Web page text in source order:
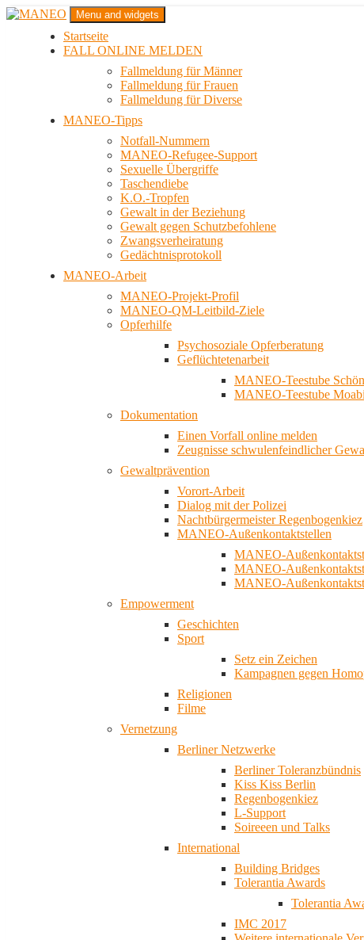
Zum
MANEO
Das schwule Anti-Gewalt-Projekt in Berlin
Menu and widgets
Startseite
FALL ONLINE MELDEN
Fallmeldung für Männer
Fallmeldung für Frauen
Fallmeldung für Diverse
MANEO-Tipps
Notfall-Nummern
MANEO-Refugee-Support
Sexuelle Übergriffe
Taschendiebe
K.O.-Tropfen
Gewalt in der Beziehung
Gewalt gegen Schutzbefohlene
Zwangsverheiratung
Gedächtnisprotokoll
MANEO-Arbeit
MANEO-Projekt-Profil
MANEO-QM-Leitbild-Ziele
Opferhilfe
Psychosoziale Opferberatung
Geflüchtetenarbeit
MANEO-Teestube
MANEO-Teestube
Dokumentation
Einen Vorfall online melden
Zeugnisse schwulenfeindlicher
Gewaltprävention
Vorort-Arbeit
Dialog mit der Polizei
Nachtbürgermeister Regenbogenkiez
MANEO-Außenkontaktstellen
MANEO-
MANEO-
MANEO-
Empowerment
Geschichten
Sport
Setz ein Zeichen
Kampagnen gegen
Religionen
Filme
Vernetzung
Berliner Netzwerke
Berliner Toleranzbündnis
Kiss Kiss Berlin
Regenbogenkiez
L-Support
Soireeen und Talks
International
Building Bridges
Tolerantia Awards
Tolerantia
IMC 2017